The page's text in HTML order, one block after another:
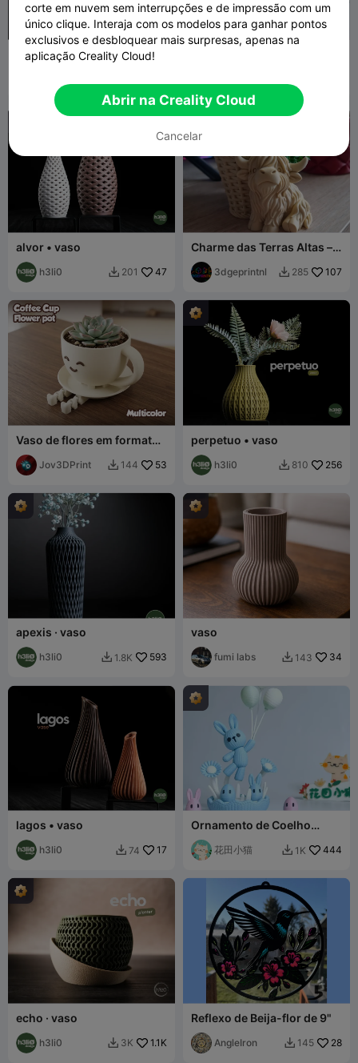
vanta · vaso
Princess
alvor • vaso
h3li0  201 47
Charme das Terras Altas –
Cesto de Plantas
Aconchegante em Forma
de Vaca
3dgeprintnl  285 107
Vaso de flores em formato
de xícara de café -
Multicolorido
Jov3DPrint  144 53
perpetuo • vaso
h3li0  810 256
apexis · vaso
h3li0  1.8K 593
vaso
fumi labs  143 34
lagos • vaso
h3li0  74 17
Ornamento de Coelho
Tricotado de Páscoa
Desmontável sem
necessidade de CFS
花田小猫  1K 444
echo · vaso
h3li0  3K 1.1K
Reflexo de Beija-flor de 9"
AngleIron  145 28
corte em nuvem sem interrupções e de impressão com um
único clique. Interaja com os modelos para ganhar pontos
exclusivos e desbloquear mais surpresas, apenas na
aplicação Creality Cloud!
Abrir na Creality Cloud
Cancelar